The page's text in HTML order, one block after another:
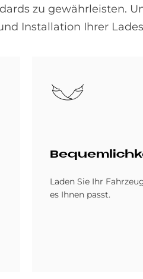
zu gewährleisten.
Installation Ihrer
Laden Sie Ihr
es Ihnen passt.